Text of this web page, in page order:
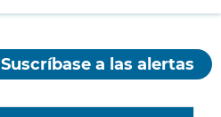
Suscríbase a las alertas